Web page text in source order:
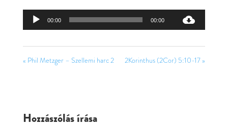
Audió
00:00 00:00
« Phil Metzger – Szellemi harc 2 2Korinthus (2Cor) 5:10-17 »
Hozzászólás írása